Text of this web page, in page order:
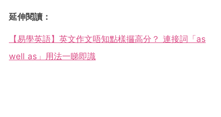
延伸閱讀：
【易學英語】英文作文唔知點樣攞高分？ 連接詞「as
well as」用法一睇即識